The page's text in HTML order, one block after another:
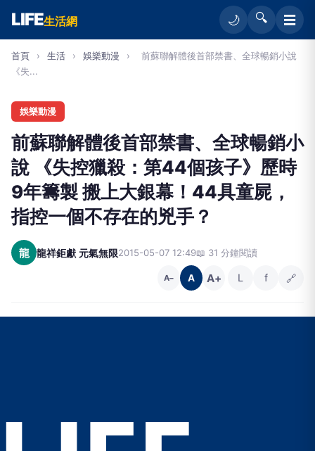
LIFE生活網 🌙 🔍 ☰
首頁 › 生活 › 娛樂動漫 ›
前蘇聯解體後首部禁書、全球暢銷小說
《失...
娛樂動漫
前蘇聯解體後首部禁書、全球暢銷小
說 《失控獵殺：第44個孩子》歷時
9年籌製 搬上大銀幕！44具童屍，
指控一個不存在的兇手？
龍 龍祥鉅獻 元氣無限2015-05-07 12:49📖 31 分鐘閱讀
A− A A+ L f 🔗